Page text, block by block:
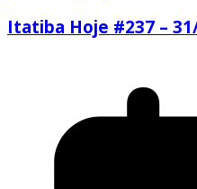
Itatiba Hoje #237 –